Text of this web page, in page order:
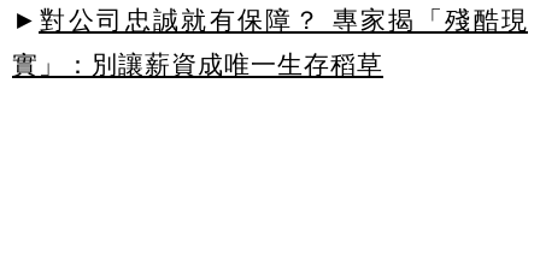
► 對公司忠誠就有保障？ 專家揭「殘酷現
實」：別讓薪資成唯一生存稻草